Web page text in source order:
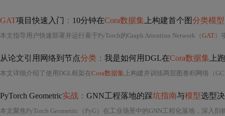
GAT项目快速入门 ： 10分钟在Cora数据集 上构建首个图分类模型
本文指导用户快速部署并运行基于PyTorch的Graph Attention Network（GAT）
从论文引用网络到节点分类： 我是如何用DGL在Cora数据集 上
本文详细介绍了使用DGL框架在Cora数据集 上构建并训练两层图卷积网络（
PyTorch Geometric实战： GNN工程落地的踩坑指南与模型选型